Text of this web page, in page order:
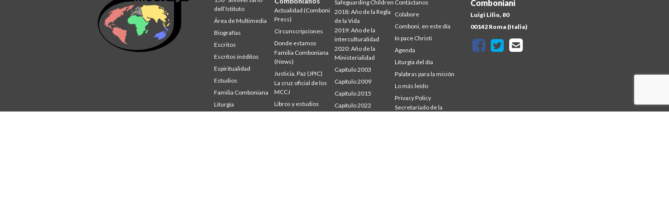
Comboniani
Luigi Lilio, 80
00142 Roma (Italia)
dell’Istituto
Área de Multimedia
Biografías
Escritos
Escritos inéditos
Espiritualidad
Estudios
Familia Comboniana
Liturgia
Studium
Actualidad (Comboni
Press)
Circunscripciones
Donde estamos
Familia Comboniana
(News)
Justicia, Paz (JPIC)
La cruz oficial de los
MCCJ
Libros y estudios
Safeguarding Children
2018: Año de la Regla
de la Vida
2019: Año de la
interculturalidad
2020: Año de la
Ministerialidad
Capítulo 2003
Capítulo 2009
Capítulo 2015
Capítulo 2022
Contáctanos
Colabore
Comboni, en este día
In pace Christi
Agenda
Liturgia del día
Palabras para la misión
Lo más leído
Privacy Policy
Secretariado de la